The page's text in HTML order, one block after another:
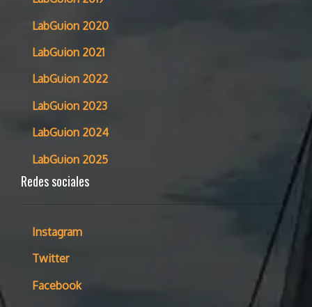
LabGuion 2020
LabGuion 2021
LabGuion 2022
LabGuion 2023
LabGuion 2024
LabGuion 2025
Redes sociales
Instagram
Twitter
Facebook